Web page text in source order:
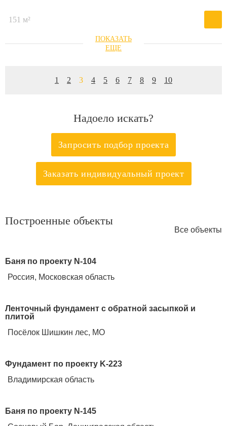
151 м²
1 2 3 4 5 6 7 8 9 10
Надоело искать?
Запросить подбор проекта
Заказать индивидуальный проект
Построенные объекты
Все объекты
Баня по проекту N-104
Россия, Московская область
Ленточный фундамент с обратной засыпкой и
плитой
Посёлок Шишкин лес, МО
Фундамент по проекту K-223
Владимирская область
Баня по проекту N-145